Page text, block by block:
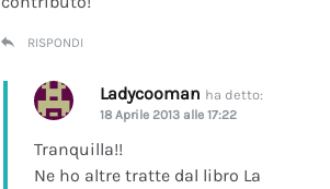
RISPONDI
Ladycooman ha detto:
18 Aprile 2013 alle 17:22
Tranquilla!!
Ne ho altre tratte dal libro La